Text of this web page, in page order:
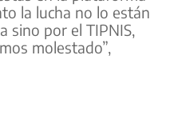
la lucha no lo están
sino por el TIPNIS,
molestado”,